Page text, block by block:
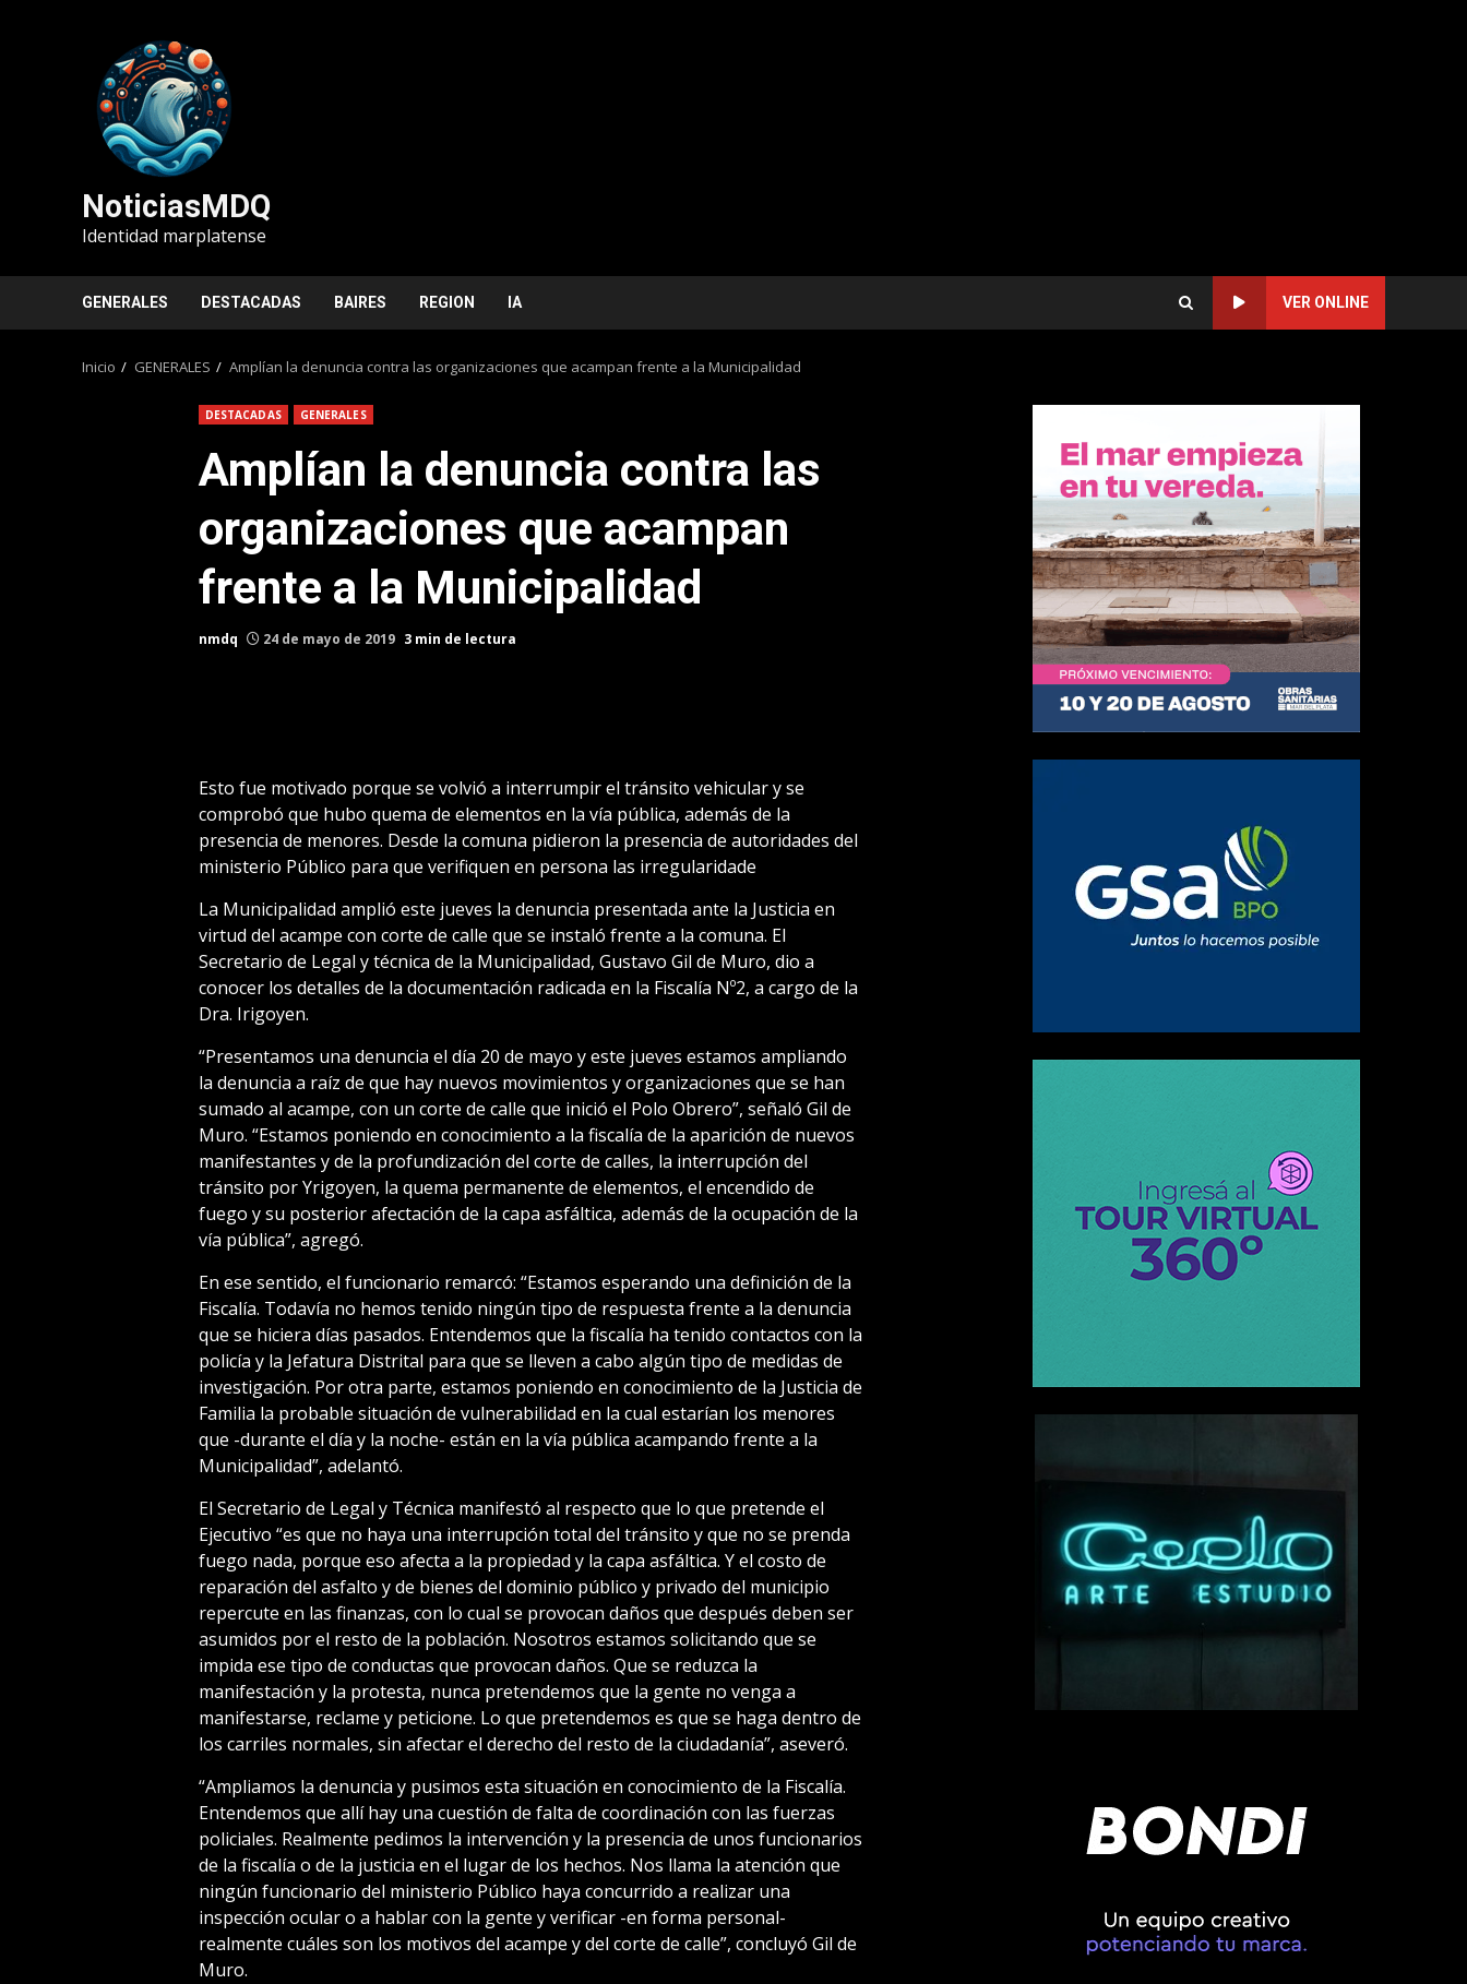
NoticiasMDQ
Identidad marplatense
GENERALES DESTACADAS BAIRES REGION IA VER ONLINE
Inicio GENERALES Amplían la denuncia contra las organizaciones que acampan frente a la Municipalidad
DESTACADAS GENERALES
Amplían la denuncia contra las
organizaciones que acampan
frente a la Municipalidad
nmdq 24 de mayo de 2019 3 min de lectura
Esto fue motivado porque se volvió a interrumpir el tránsito vehicular y se
comprobó que hubo quema de elementos en la vía pública, además de la
presencia de menores. Desde la comuna pidieron la presencia de autoridades del
ministerio Público para que verifiquen en persona las irregularidade
La Municipalidad amplió este jueves la denuncia presentada ante la Justicia en
virtud del acampe con corte de calle que se instaló frente a la comuna. El
Secretario de Legal y técnica de la Municipalidad, Gustavo Gil de Muro, dio a
conocer los detalles de la documentación radicada en la Fiscalía Nº2, a cargo de la
Dra. Irigoyen.
“Presentamos una denuncia el día 20 de mayo y este jueves estamos ampliando
la denuncia a raíz de que hay nuevos movimientos y organizaciones que se han
sumado al acampe, con un corte de calle que inició el Polo Obrero”, señaló Gil de
Muro. “Estamos poniendo en conocimiento a la fiscalía de la aparición de nuevos
manifestantes y de la profundización del corte de calles, la interrupción del
tránsito por Yrigoyen, la quema permanente de elementos, el encendido de
fuego y su posterior afectación de la capa asfáltica, además de la ocupación de la
vía pública”, agregó.
En ese sentido, el funcionario remarcó: “Estamos esperando una definición de la
Fiscalía. Todavía no hemos tenido ningún tipo de respuesta frente a la denuncia
que se hiciera días pasados. Entendemos que la fiscalía ha tenido contactos con la
policía y la Jefatura Distrital para que se lleven a cabo algún tipo de medidas de
investigación. Por otra parte, estamos poniendo en conocimiento de la Justicia de
Familia la probable situación de vulnerabilidad en la cual estarían los menores
que -durante el día y la noche- están en la vía pública acampando frente a la
Municipalidad”, adelantó.
El Secretario de Legal y Técnica manifestó al respecto que lo que pretende el
Ejecutivo “es que no haya una interrupción total del tránsito y que no se prenda
fuego nada, porque eso afecta a la propiedad y la capa asfáltica. Y el costo de
reparación del asfalto y de bienes del dominio público y privado del municipio
repercute en las finanzas, con lo cual se provocan daños que después deben ser
asumidos por el resto de la población. Nosotros estamos solicitando que se
impida ese tipo de conductas que provocan daños. Que se reduzca la
manifestación y la protesta, nunca pretendemos que la gente no venga a
manifestarse, reclame y peticione. Lo que pretendemos es que se haga dentro de
los carriles normales, sin afectar el derecho del resto de la ciudadanía”, aseveró.
“Ampliamos la denuncia y pusimos esta situación en conocimiento de la Fiscalía.
Entendemos que allí hay una cuestión de falta de coordinación con las fuerzas
policiales. Realmente pedimos la intervención y la presencia de unos funcionarios
de la fiscalía o de la justicia en el lugar de los hechos. Nos llama la atención que
ningún funcionario del ministerio Público haya concurrido a realizar una
inspección ocular o a hablar con la gente y verificar -en forma personal-
realmente cuáles son los motivos del acampe y del corte de calle”, concluyó Gil de
Muro.